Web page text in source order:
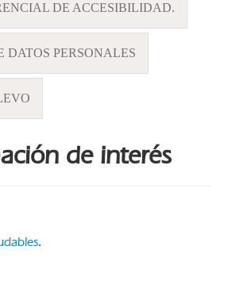
DE ACCESIBILIDAD.
DATOS PERSONALES
de interés
.